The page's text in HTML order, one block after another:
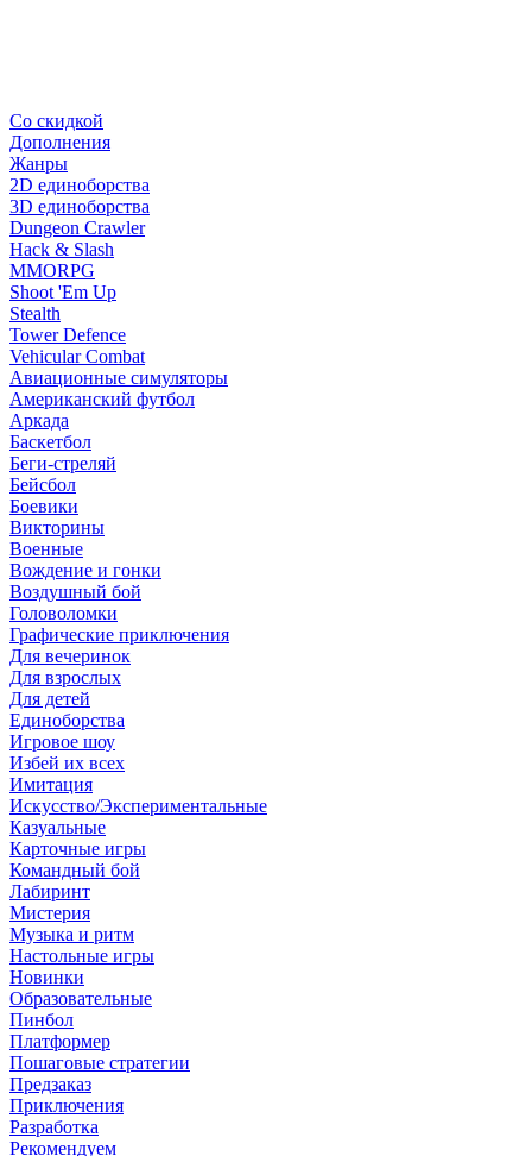
Со скидкой
Дополнения
Жанры
2D единоборства
3D единоборства
Dungeon Crawler
Hack & Slash
MMORPG
Shoot 'Em Up
Stealth
Tower Defence
Vehicular Combat
Авиационные симуляторы
Американский футбол
Аркада
Баскетбол
Беги-стреляй
Бейсбол
Боевики
Викторины
Военные
Вождение и гонки
Воздушный бой
Головоломки
Графические приключения
Для вечеринок
Для взрослых
Для детей
Единоборства
Игровое шоу
Избей их всех
Имитация
Искусство/Экспериментальные
Казуальные
Карточные игры
Командный бой
Лабиринт
Мистерия
Музыка и ритм
Настольные игры
Новинки
Образовательные
Пинбол
Платформер
Пошаговые стратегии
Предзаказ
Приключения
Разработка
Рекомендуем